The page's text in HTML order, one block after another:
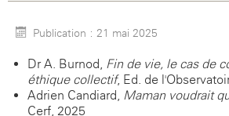
Publication : 21 mai 2025
Dr A. Burnod, Fin de vie, le cas de
éthique collectif, Ed. de
Adrien Candiard, Maman voudrait
Cerf, 2025